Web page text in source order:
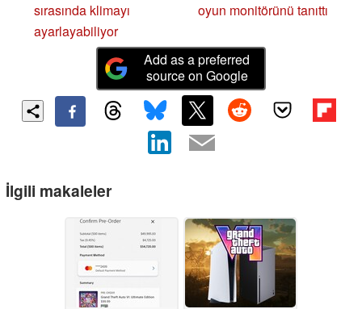
sırasında klimayı
ayarlayabiliyor
oyun monitörünü tanıttı
Add as a preferred
source on Google
İlgili makaleler